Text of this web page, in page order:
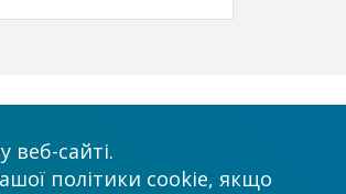
сайті.
політики cookie, якщо